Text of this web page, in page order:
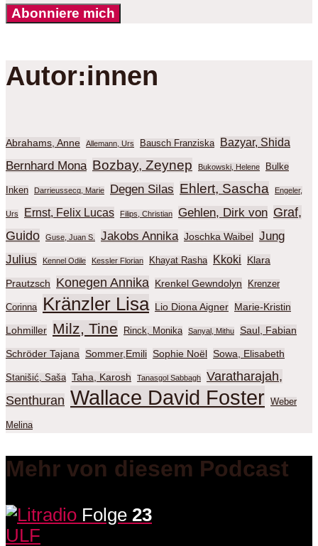
Abonniere mich
Autor:innen
Abrahams, Anne Allemann, Urs Bausch Franziska Bazyar, Shida
Bernhard Mona Bozbay, Zeynep Bukowski, Helene Bulke
Inken Darrieussecq, Marie Degen Silas Ehlert, Sascha Engeler,
Urs Ernst, Felix Lucas Filips, Christian Gehlen, Dirk von Graf,
Guido
Guse, Juan S. Jakobs Annika Joschka Waibel Jung
Julius
Kennel Odile Kessler Florian Khayat Rasha Kkoki Klara
Prautzsch Konegen Annika Krenkel Gewndolyn Krenzer
Corinna Kränzler Lisa Lio Diona Aigner Marie-Kristin
Lohmiller Milz, Tine Rinck, Monika Sanyal, Mithu Saul, Fabian
Schröder Tajana Sommer,Emili Sophie Noël Sowa, Elisabeth
Stanišić, Saša Taha, Karosh Tanasgol Sabbagh
Varatharajah,
Senthuran Wallace David Foster Weber
Melina
Mehr von diesem Podcast
Folge 23
ULF